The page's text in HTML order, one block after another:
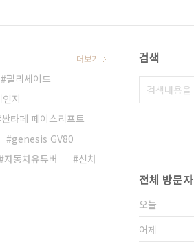
팰리세이드
지
싼타페 페이스리프트
genesis GV80
자동차유튜버
신차
더보기 검색
전체 방문자
오늘
어제